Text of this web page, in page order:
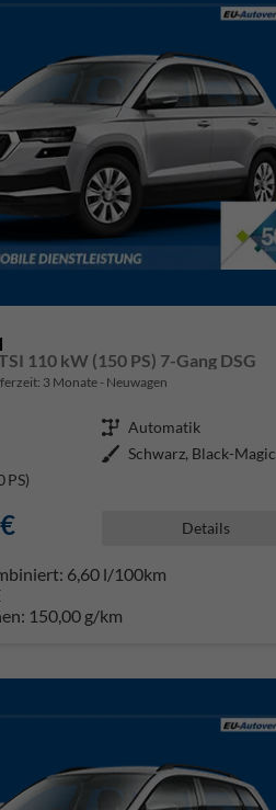
110 kW (150 PS) 7-Gang DSG
3 Monate Neuwagen
Getriebe Automatik
Außenfarbe Schwarz, Black-Magic
PS)
Details
6,60 l/100km
150,00 g/km